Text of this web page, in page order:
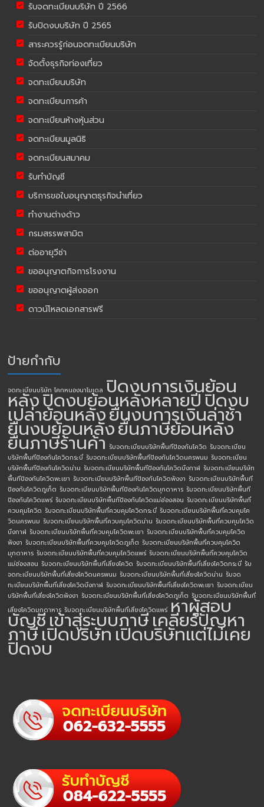
รับจดทะเบียนบริษัท ปี 2566
รับปิดงบบริษัท ปี 2565
สาระควรรู้ก่อนจดทะเบียนบริษัท
จัดตั้งธุรกิจท่องเที่ยว
จดทะเบียนบริษัท
จดทะเบียนการค้า
จดทะเบียนห้างหุ้นส่วน
จดทะเบียนมูลนิธิ
จดทะเบียนสมาคม
รับทำบัญชี
บริการขอใบอนุญาตธุรกิจนำเที่ยว
ทำงานต่างด้าว
กรมสรรพสามิต
ต่ออายุวีซ่า
ขออนุญาตกิจการโรงงาน
ขออนุญาตผู้ส่งออก
ดาวน์โหลดเอกสารฟรี
ป้ายกำกับ
จดทะเบียนบริษัท โคกหนองนาโมเดล ปิดงบการเงินย้อน
หลังปิดงบย้อนหลังหลายปีปิดงบ
เปล่าย้อนหลังยื่นงบการเงินล่าช้า
ยื่นงบย้อนหลังยื่นภาษีย้อนหลัง
ยื่นภาษีร้านค้า รับจดทะเบียนบริษัทพื้นทีป้องกันโควิด รับจดทะเบียน
บริษัทพื้นทีป้องกันโควิดกระบี่ รับจดทะเบียนบริษัทพื้นทีป้องกันโควิดนครพนม รับจดทะเบียน
บริษัทพื้นทีป้องกันโควิดน่าน รับจดทะเบียนบริษัทพื้นทีป้องกันโควิดบึงกาฬ รับจดทะเบียนบริษัท
พื้นทีป้องกันโควิดพะเยา รับจดทะเบียนบริษัทพื้นทีป้องกันโควิดพังงา รับจดทะเบียนบริษัทพื้นที
ป้องกันโควิดภูเก็ต รับจดทะเบียนบริษัทพื้นทีป้องกันโควิดมุกดาหาร รับจดทะเบียนบริษัทพื้นที
ป้องกันโควิดแพร่ รับจดทะเบียนบริษัทพื้นทีป้องกันโควิดแม่ฮ่องสอน รับจดทะเบียนบริษัทพื้นที่
ควบคุมโควิด รับจดทะเบียนบริษัทพื้นที่ควบคุมโควิดกระบี่ รับจดทะเบียนบริษัทพื้นที่ควบคุมโค
วิดนครพนม รับจดทะเบียนบริษัทพื้นที่ควบคุมโควิดน่าน รับจดทะเบียนบริษัทพื้นที่ควบคุมโควิด
บึงกาฬ รับจดทะเบียนบริษัทพื้นที่ควบคุมโควิดพะเยา รับจดทะเบียนบริษัทพื้นที่ควบคุมโควิด
พังงา รับจดทะเบียนบริษัทพื้นที่ควบคุมโควิดภูเก็ต รับจดทะเบียนบริษัทพื้นที่ควบคุมโควิด
มุกดาหาร รับจดทะเบียนบริษัทพื้นที่ควบคุมโควิดแพร่ รับจดทะเบียนบริษัทพื้นที่ควบคุมโควิด
แม่ฮ่องสอน รับจดทะเบียนบริษัทพื้นที่เสี่ยงโควิด รับจดทะเบียนบริษัทพื้นที่เสี่ยงโควิดกระบี่ รับ
จดทะเบียนบริษัทพื้นที่เสี่ยงโควิดนครพนม รับจดทะเบียนบริษัทพื้นที่เสี่ยงโควิดน่าน รับจด
ทะเบียนบริษัทพื้นที่เสี่ยงโควิดบึงกาฬ รับจดทะเบียนบริษัทพื้นที่เสี่ยงโควิดพะเยา รับจดทะเบียน
บริษัทพื้นที่เสี่ยงโควิดพังงา รับจดทะเบียนบริษัทพื้นที่เสี่ยงโควิดภูเก็ต รับจดทะเบียนบริษัทพื้นที่
เสี่ยงโควิดมุกดาหาร รับจดทะเบียนบริษัทพื้นที่เสี่ยงโควิดแพร่ หาผู้สอบ
บัญชีเข้าสู่ระบบภาษีเคลียร์ปัญหา
ภาษีเปิดบริษัทเปิดบริษัทแต่ไม่เคย
ปิดงบ